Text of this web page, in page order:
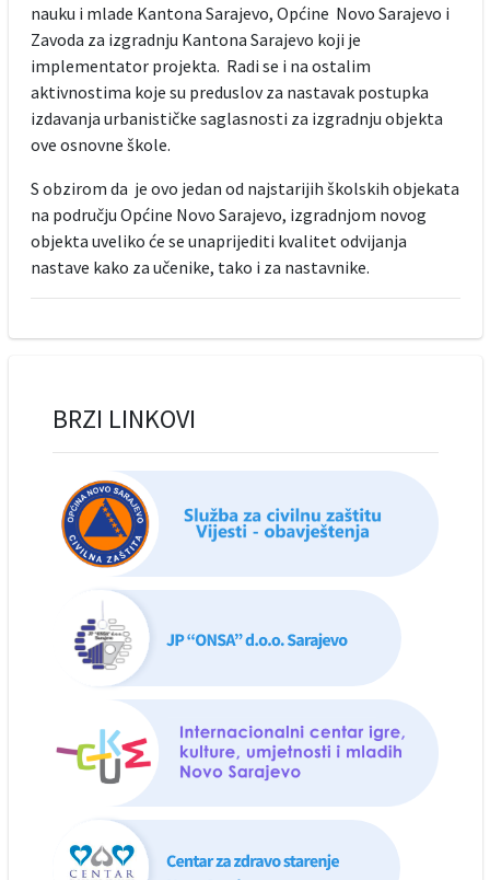
nauku i mlade Kantona Sarajevo, Općine Novo Sarajevo i
Zavoda za izgradnju Kantona Sarajevo koji je
implementator projekta. Radi se i na ostalim
aktivnostima koje su preduslov za nastavak postupka
izdavanja urbanističke saglasnosti za izgradnju objekta
ove osnovne škole.
S obzirom da je ovo jedan od najstarijih školskih objekata
na području Općine Novo Sarajevo, izgradnjom novog
objekta uveliko će se unaprijediti kvalitet odvijanja
nastave kako za učenike, tako i za nastavnike.
BRZI LINKOVI